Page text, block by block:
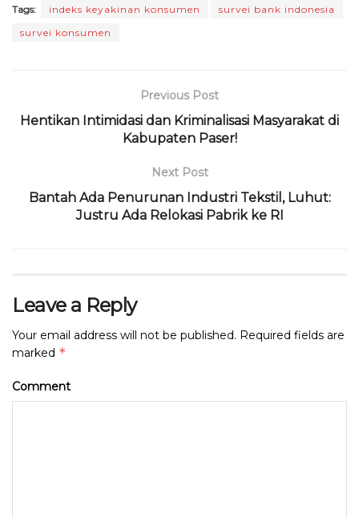
o
o
p
p
m s
Tags: indeks keyakinan konsumen
survei bank indonesia
survei konsumen
Previous Post
Hentikan Intimidasi dan Kriminalisasi Masyarakat di
Kabupaten Paser!
Next Post
Bantah Ada Penurunan Industri Tekstil, Luhut:
Justru Ada Relokasi Pabrik ke RI
Leave a Reply
Your email address will not be published. Required fields are
marked *
Comment